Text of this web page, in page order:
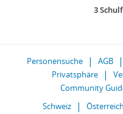
3
Personensuche AGB
Privatsphäre
Community
Schweiz
Österreich